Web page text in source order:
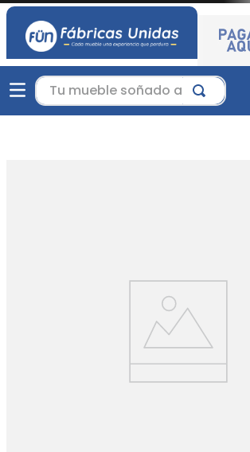
Tu mueble soñado aquí...